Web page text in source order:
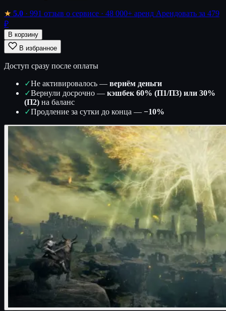
★ 5.0 · 991 отзыв о сервисе · 48 000+ аренд Арендовать за 479
₽
В корзину
В избранное
Доступ сразу после оплаты
✓Не активировалось — вернём деньги
✓Вернули досрочно — кэшбек 60% (П1/П3) или 30%
(П2) на баланс
✓Продление за сутки до конца — −10%